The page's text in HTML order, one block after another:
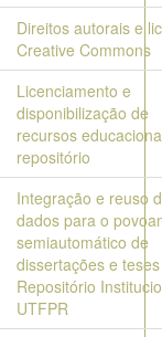
Direitos autorais e
Creative Commons
Licenciamento e
disponibilização de
recursos
repositório
Integração e reuso
dados para o
semiautomático de
dissertações e
Repositório
UTFPR